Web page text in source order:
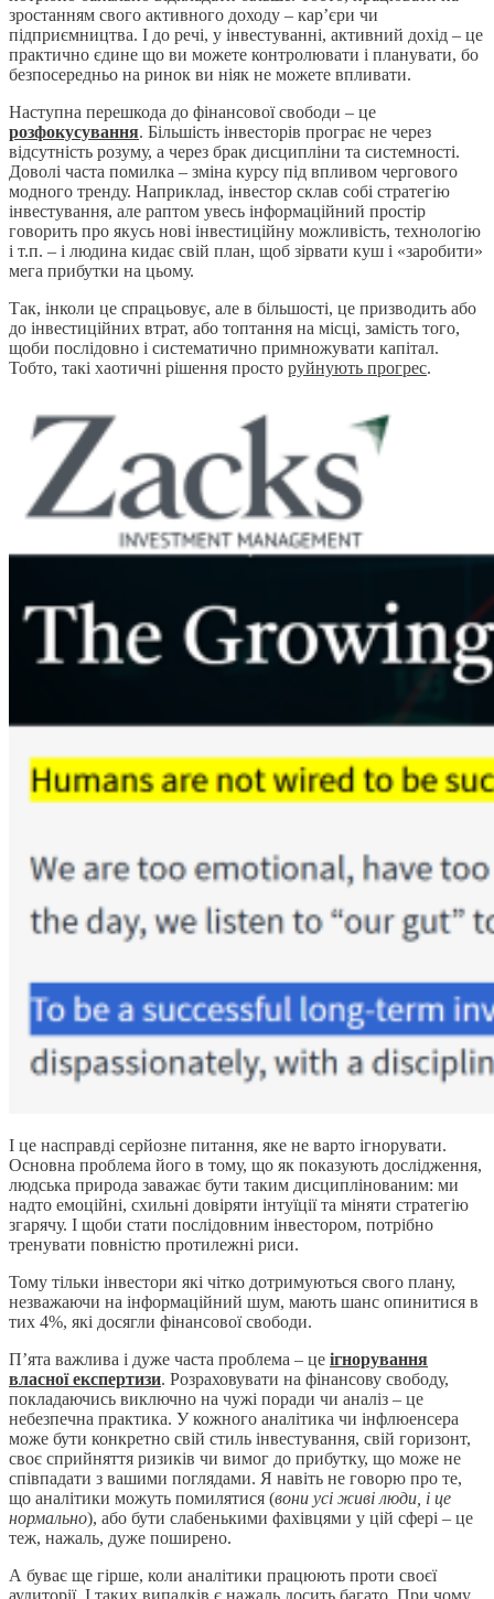
зростанням свого активного доходу – кар’єри чи
підприємництва. І до речі, у інвестуванні, активний дохід – це
практично єдине що ви можете контролювати і планувати, бо
безпосередньо на ринок ви ніяк не можете впливати.
Наступна перешкода до фінансової свободи – це
розфокусування. Більшість інвесторів програє не через
відсутність розуму, а через брак дисципліни та системності.
Доволі часта помилка – зміна курсу під впливом чергового
модного тренду. Наприклад, інвестор склав собі стратегію
інвестування, але раптом увесь інформаційний простір
говорить про якусь нові інвестиційну можливість, технологію
і т.п. – і людина кидає свій план, щоб зірвати куш і «заробити»
мега прибутки на цьому.
Так, інколи це спрацьовує, але в більшості, це призводить або
до інвестиційних втрат, або топтання на місці, замість того,
щоби послідовно і систематично примножувати капітал.
Тобто, такі хаотичні рішення просто руйнують прогрес.
І це насправді серйозне питання, яке не варто ігнорувати.
Основна проблема його в тому, що як показують дослідження,
людська природа заважає бути таким дисциплінованим: ми
надто емоційні, схильні довіряти інтуїції та міняти стратегію
згарячу. І щоби стати послідовним інвестором, потрібно
тренувати повністю протилежні риси.
Тому тільки інвестори які чітко дотримуються свого плану,
незважаючи на інформаційний шум, мають шанс опинитися в
тих 4%, які досягли фінансової свободи.
П’ята важлива і дуже часта проблема – це ігнорування
власної експертизи. Розраховувати на фінансову свободу,
покладаючись виключно на чужі поради чи аналіз – це
небезпечна практика. У кожного аналітика чи інфлюенсера
може бути конкретно свій стиль інвестування, свій горизонт,
своє сприйняття ризиків чи вимог до прибутку, що може не
співпадати з вашими поглядами. Я навіть не говорю про те,
що аналітики можуть помилятися (вони усі живі люди, і це
нормально), або бути слабенькими фахівцями у цій сфері – це
теж, нажаль, дуже поширено.
А буває ще гірше, коли аналітики працюють проти своєї
аудиторії. І таких випадків є нажаль досить багато. При чому,